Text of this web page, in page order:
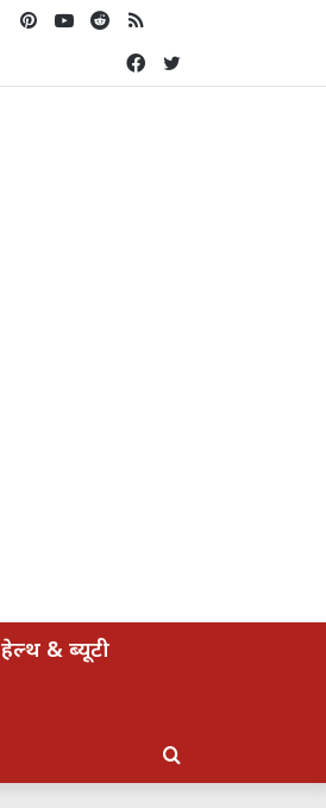
RSS
Reddit
YouTube
Pinterest
Facebook
हेल्थ & ब्यूटी
Search